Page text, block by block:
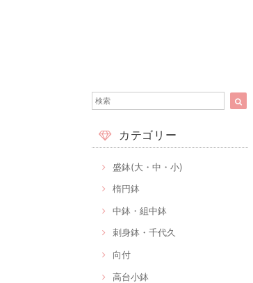
カテゴリー
盛鉢(大・中・小)
楕円鉢
中鉢・組中鉢
刺身鉢・千代久
向付
高台小鉢